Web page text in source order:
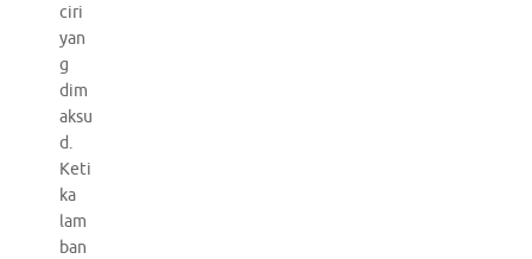
ciri
yan
g
dim
aksu
d.
Keti
ka
lam
ban